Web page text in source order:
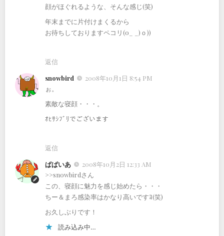
顔がほぐれるような、そんな感じ(笑)
年末までに片付けまくるから
お待ちしておりますペコリ(o_ _)ｏ))
返信
snowbird
2008年10月1日 8:54 PM
ぉ。
素敵な寝顔・・・。
ｵﾋｻｼﾌﾞﾘでございます
返信
ぱぱいあ
2008年10月2日 12:33 AM
>>snowbirdさん
この、寝顔に魅力を感じ始めたら・・・
ちー＆まろ感染率はかなり高いですﾖ(笑)
お久しぶりです！
読み込み中…